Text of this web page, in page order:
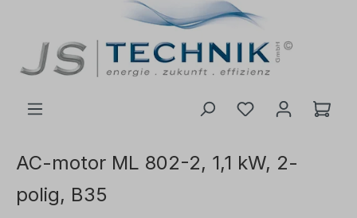
AC-motor ML 802-2, 1,1 kW, 2-
polig, B35